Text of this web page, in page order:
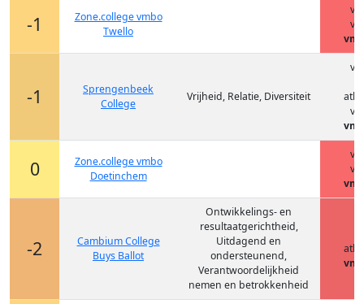
-1
Zone.college vmbo
Twello
-1
Sprengenbeek
College
Vrijheid, Relatie, Diversiteit
0
Zone.college vmbo
Doetinchem
-2
Cambium College
Buys Ballot
Ontwikkelings- en
resultaatgerichtheid,
Uitdagend en
ondersteunend,
Verantwoordelijkheid
nemen en betrokkenheid